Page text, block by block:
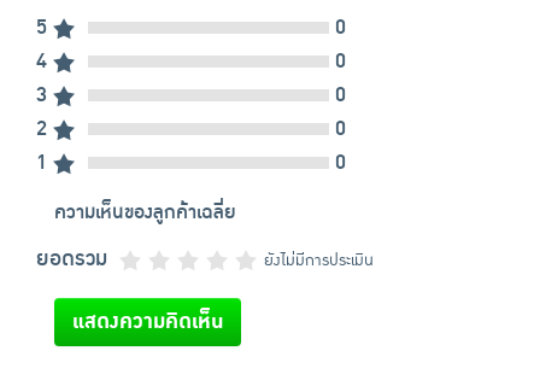
5
0
4
0
3
0
2
0
1
0
ความเห็นของลูกค้าเฉลี่ย
ยอดรวม ยังไม่มีการประเมิน
แสดงความคิดเห็น